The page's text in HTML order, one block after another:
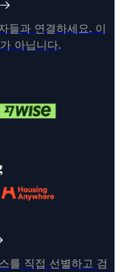
들과 연결하세요. 이
아닙니다.
를 직접 선별하고 검